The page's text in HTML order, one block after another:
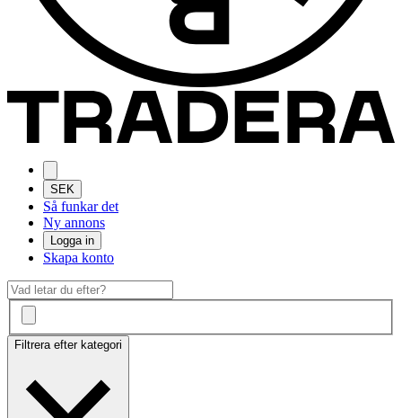
SEK
Så funkar det
Ny annons
Logga in
Skapa konto
Filtrera efter kategori